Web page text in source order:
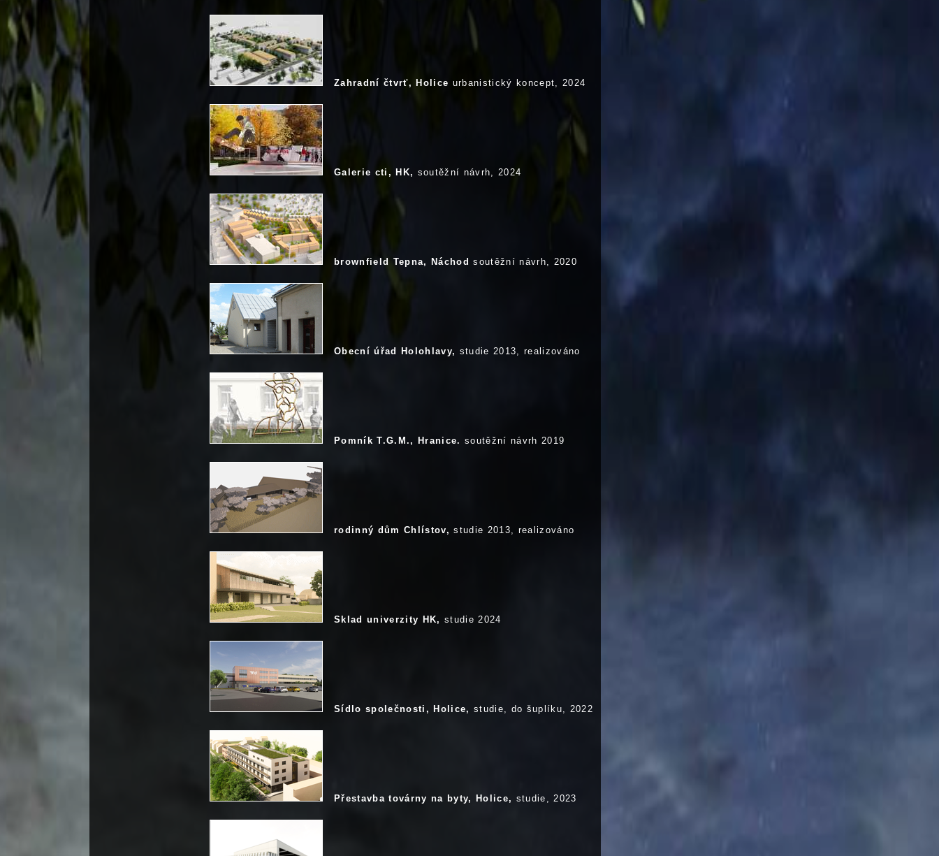
Zahradní čtvrť, Holice urbanistický koncept, 2024
Galerie cti, HK, soutěžní návrh, 2024
brownfield Tepna, Náchod soutěžní návrh, 2020
Obecní úřad Holohlavy, studie 2013, realizováno
Pomník T.G.M., Hranice. soutěžní návrh 2019
rodinný dům Chlístov, studie 2013, realizováno
Sklad univerzity HK, studie 2024
Sídlo společnosti, Holice, studie, do šuplíku, 2022
Přestavba továrny na byty, Holice, studie, 2023